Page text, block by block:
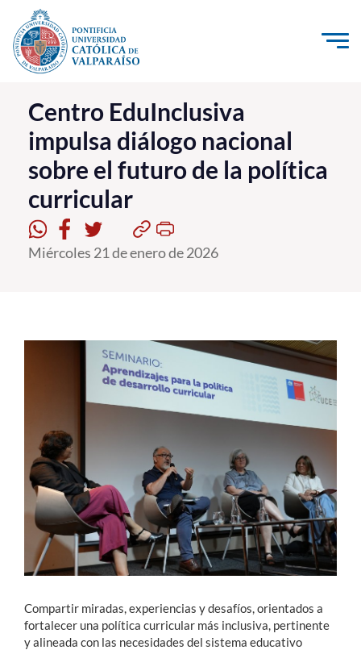
Click acá para ir directamente al contenido
La Universidad
Investigación, Creación e Innovación
PUCV Internacional
Vinculación con el Medio
Admisión
Formación Continua
Académicos
Funcionarios
Alumni
English
Centro EduInclusiva
impulsa diálogo nacional
sobre el futuro de la política
curricular
Miércoles 21 de enero de 2026
Compartir miradas, experiencias y desafíos, orientados a
fortalecer una política curricular más inclusiva, pertinente
y alineada con las necesidades del sistema educativo